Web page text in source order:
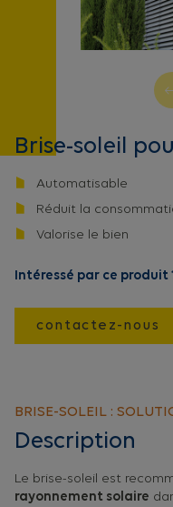
Brise-soleil
Automatisable
Réduit la
Valorise le bien
Intéressé par ce produit
contactez-nous
BRISE-SOLEIL :
Description
Le brise-soleil est
rayonnement solaire